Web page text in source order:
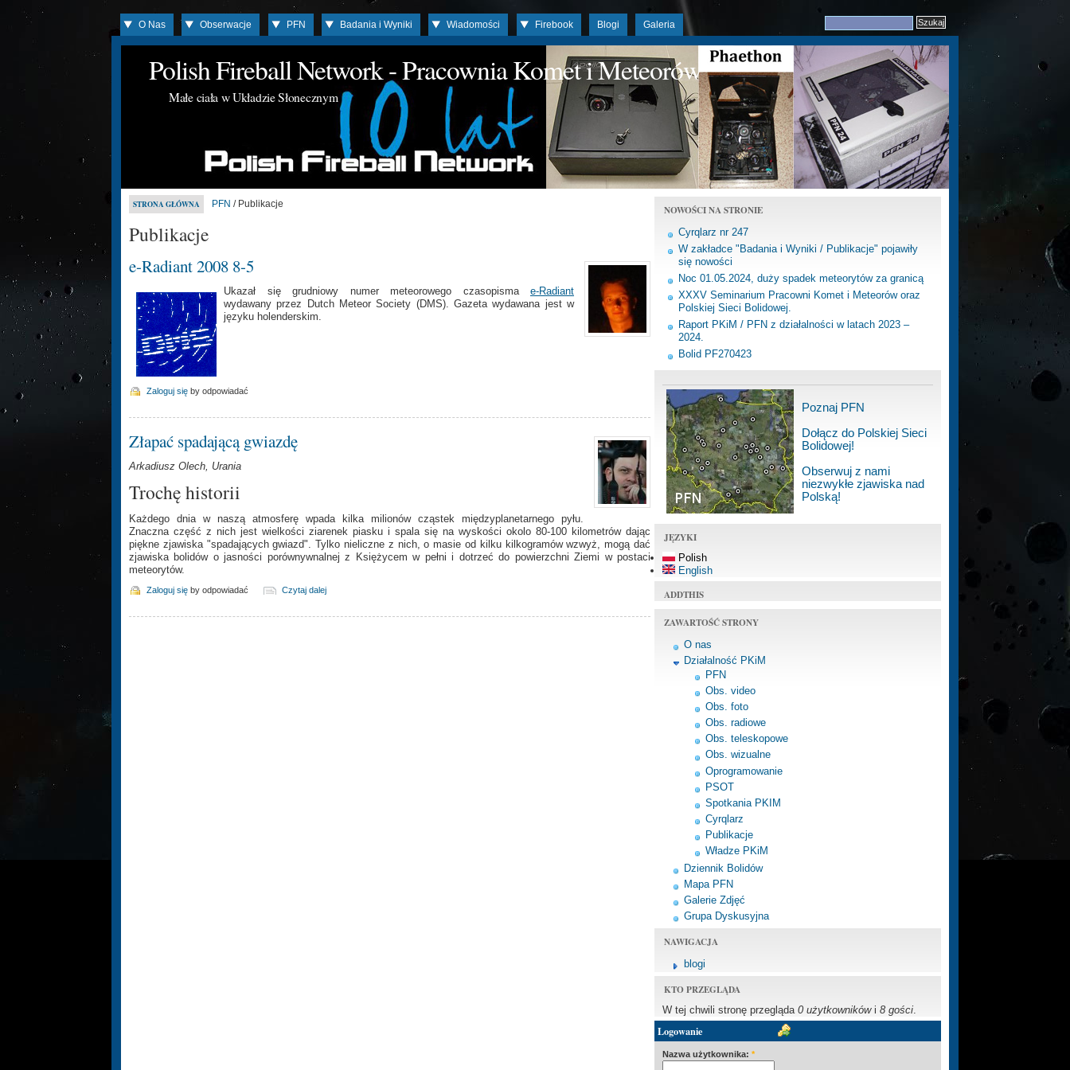
O Nas Obserwacje PFN Badania i Wyniki Wiadomości Firebook Blogi Galeria
Polish Fireball Network - Pracownia Komet i Meteorów
Małe ciała w Układzie Słonecznym
STRONA GŁÓWNA PFN / Publikacje
Publikacje
e-Radiant 2008 8-5
Ukazał się grudniowy numer meteorowego czasopisma e-Radiant
wydawany przez Dutch Meteor Society (DMS). Gazeta wydawana jest w
języku holenderskim.
Zaloguj się by odpowiadać
Złapać spadającą gwiazdę
Arkadiusz Olech, Urania
Trochę historii
Każdego dnia w naszą atmosferę wpada kilka milionów cząstek międzyplanetarnego pyłu.
Znaczna część z nich jest wielkości ziarenek piasku i spala się na wyskości okolo 80-100 kilometrów dając
piękne zjawiska "spadających gwiazd". Tylko nieliczne z nich, o masie od kilku kilkogramów wzwyż, mogą dać
zjawiska bolidów o jasności porównywnalnej z Księżycem w pełni i dotrzeć do powierzchni Ziemi w postaci
meteorytów.
Zaloguj się by odpowiadać Czytaj dalej
NOWOŚCI NA STRONIE
Cyrqlarz nr 247
W zakładce "Badania i Wyniki / Publikacje" pojawiły
się nowości
Noc 01.05.2024, duży spadek meteorytów za granicą
XXXV Seminarium Pracowni Komet i Meteorów oraz
Polskiej Sieci Bolidowej.
Raport PKiM / PFN z działalności w latach 2023 –
2024.
Bolid PF270423
Poznaj PFN
Dołącz do Polskiej Sieci
Bolidowej!
Obserwuj z nami
niezwykłe zjawiska nad
Polską!
JĘZYKI
Polish
English
ADDTHIS
ZAWARTOŚĆ STRONY
O nas
Działalność PKiM
PFN
Obs. video
Obs. foto
Obs. radiowe
Obs. teleskopowe
Obs. wizualne
Oprogramowanie
PSOT
Spotkania PKIM
Cyrqlarz
Publikacje
Władze PKiM
Dziennik Bolidów
Mapa PFN
Galerie Zdjęć
Grupa Dyskusyjna
NAWIGACJA
blogi
KTO PRZEGLĄDA
W tej chwili stronę przegląda 0 użytkownikówi 8 gości
Logowanie
Nazwa użytkownika: *